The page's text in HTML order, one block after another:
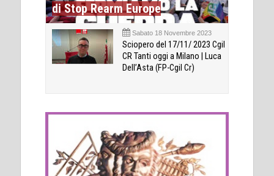
di Stop Rearm Europe
Sabato 18 Novembre 2023
Sciopero del 17/11/ 2023 Cgil
CR Tanti oggi a Milano | Luca
Dell’Asta (FP-Cgil Cr)